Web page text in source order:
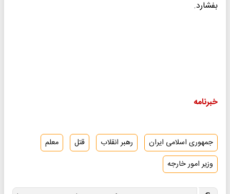
بفشارد.
خبرنامه
جمهوری اسلامی ایران رهبر انقلاب قتل
معلم
وزیر امور خارجه